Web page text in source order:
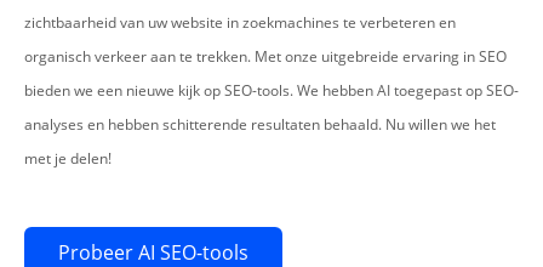
zichtbaarheid van uw website in zoekmachines te verbeteren en
organisch verkeer aan te trekken. Met onze uitgebreide ervaring in SEO
bieden we een nieuwe kijk op SEO-tools. We hebben AI toegepast op SEO-
analyses en hebben schitterende resultaten behaald. Nu willen we het
met je delen!
Probeer AI SEO-tools